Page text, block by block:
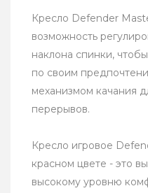
Кресло Defender
возможность
наклона спинки,
по своим
механизмом качания
перерывов.
Кресло игровое
красном цвете - это
высокому уровню